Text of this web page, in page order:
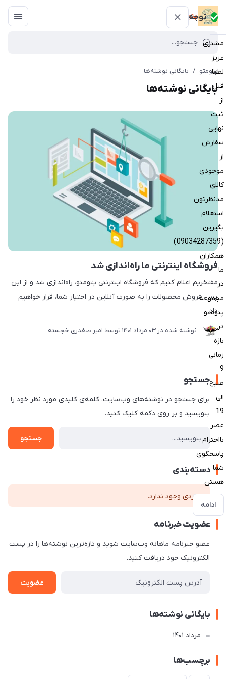
توجه
مشتری
عزیز
لطفا
قبل
از
ثبت
نهایی
سفارش
از
موجودی
کالای
مدنظرتون
استعلام
بگیرین
(09034287359)
همکاران
ما
در
مجموعه
پتومتو
در
بازه
زمانی
9
صبح
الی
19
عصر
بااحترام
پاسخگوی
شما
هستن
ادامه
پتومتو
پتومتو / بایگانی نوشته‌ها
بایگانی نوشته‌ها
فروشگاه اینترنتی ما راه‌اندازی شد
مفتخریم اعلام کنیم که فروشگاه اینترنتی پتومتو، راه‌اندازی شد و از این
پس، فروش محصولات را به صورت آنلاین در اختیار شما، قرار خواهیم
داد.
نوشته شده در 03 مرداد 1401 توسط امیر صفدری خجسته
جستجو
برای جستجو در نوشته‌های وب‌سایت، کلمه‌ی کلیدی مورد نظر خود را
بنویسید و بر روی دکمه کلیک کنید.
جستجو
دسته‌بندی
موردی وجود ندارد.
عضویت خبرنامه
عضو خبرنامه ماهانه وب‌سایت شوید و تازه‌ترین نوشته‌ها را در پست
الکترونیک خود دریافت کنید.
عضویت
بایگانی نوشته‌ها
مرداد 1401
برچسب‌ها